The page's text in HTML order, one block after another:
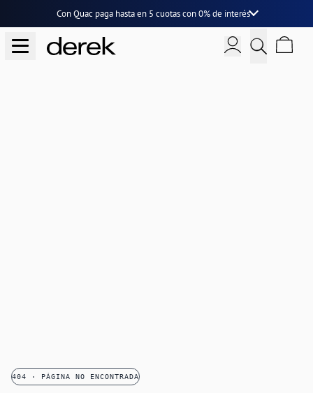
Con Quac paga hasta en 5 cuotascon0% de interés
404 · PÁGINA NO ENCONTRADA